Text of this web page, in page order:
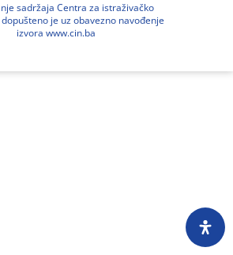
sadržaja Centra za istraživačko
je uz obavezno navođenje
izvora www.cin.ba